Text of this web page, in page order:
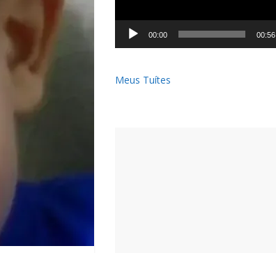
00:00 00:56
Meus Tuítes